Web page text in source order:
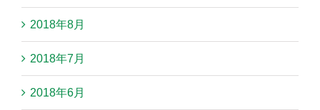
2018年8月
2018年7月
2018年6月